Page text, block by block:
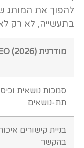
להפוך את המותג
בתעשייה, לא רק
אסטרטגיית SEO מודרנית (2026)
סמכות נושאית
תת-נושאים
בניית קישורים
בהקשר